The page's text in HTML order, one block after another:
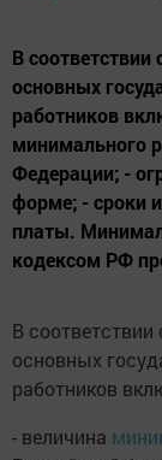
В соответствии
основных
работников
минимального
Федерации; -
форме; - сроки
платы.
кодексом РФ
В
основных
работников
- величина